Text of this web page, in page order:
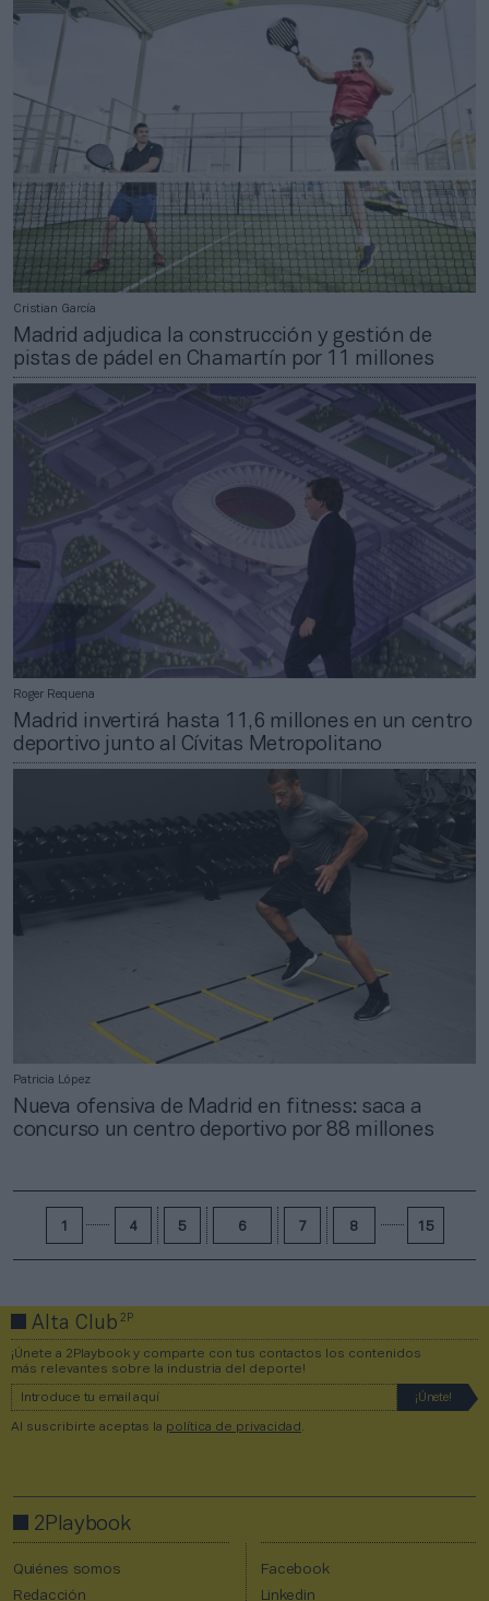
Cristian García
Madrid adjudica la construcción y gestión de
pistas de pádel en Chamartín por 11 millones
Roger Requena
Madrid invertirá hasta 11,6 millones en un centro
deportivo junto al Cívitas Metropolitano
Patricia López
Nueva ofensiva de Madrid en fitness: saca a
concurso un centro deportivo por 88 millones
1 4 5 6 7 8 15
Alta Club2P
¡Únete a 2Playbook y comparte con tus contactos los contenidos
más relevantes sobre la industria del deporte!
Al suscribirte aceptas la política de privacidad
2Playbook
Quiénes somos
Redacción
Facebook
Linkedin